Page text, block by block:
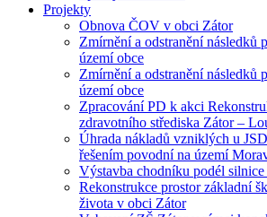
Projekty
Obnova ČOV v obci Zátor
Zmírnění a odstranění následků
území obce
Zmírnění a odstranění následků
území obce
Zpracování PD k akci
zdravotního střediska Zátor –
Úhrada nákladů vzniklých u
řešením povodní na území
Výstavba chodníku podél silnice
Rekonstrukce prostor základní
života v obci Zátor